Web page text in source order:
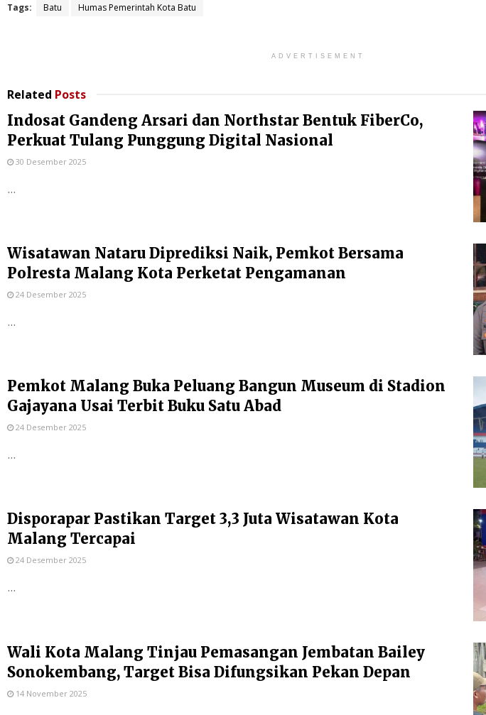
Tags: Batu Humas Pemerintah Kota Batu
ADVERTISEMENT
Related Posts
Indosat Gandeng Arsari dan Northstar Bentuk FiberCo,
Perkuat Tulang Punggung Digital Nasional
30 Desember 2025
...
Wisatawan Nataru Diprediksi Naik, Pemkot Bersama
Polresta Malang Kota Perketat Pengamanan
24 Desember 2025
...
Pemkot Malang Buka Peluang Bangun Museum di Stadion
Gajayana Usai Terbit Buku Satu Abad
24 Desember 2025
...
Disporapar Pastikan Target 3,3 Juta Wisatawan Kota
Malang Tercapai
24 Desember 2025
...
Wali Kota Malang Tinjau Pemasangan Jembatan Bailey
Sonokembang, Target Bisa Difungsikan Pekan Depan
14 November 2025